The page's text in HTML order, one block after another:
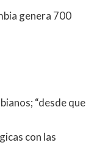
genera 700
“desde que
con las